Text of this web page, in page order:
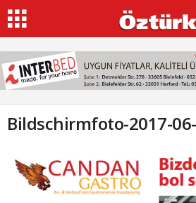
Bildschirmfoto-2017-